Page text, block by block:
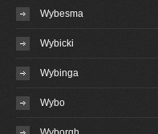
Wybesma
Wybicki
Wybinga
Wybo